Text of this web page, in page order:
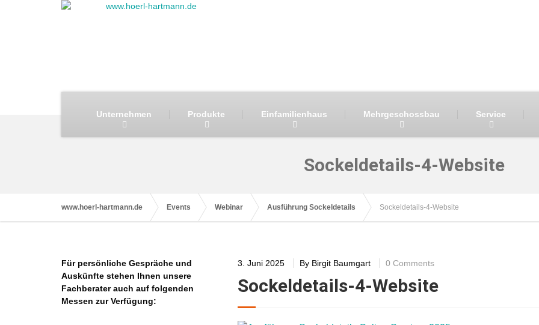
Unternehmen Produkte Einfamilienhaus Mehrgeschossbau Service
Sockeldetails-4-Website
www.hoerl-hartmann.de Events Webinar Ausführung Sockeldetails Sockeldetails-4-Website
3. Juni 2025 By Birgit Baumgart 0 Comments
Sockeldetails-4-Website
Für persönliche Gespräche und
Auskünfte stehen Ihnen unsere
Fachberater auch auf folgenden
Messen zur Verfügung: